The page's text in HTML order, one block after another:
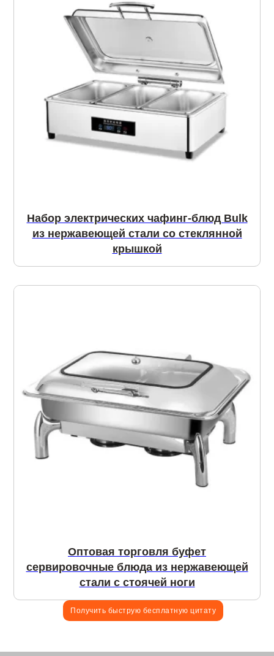
Набор электрических чафинг-блюд Bulk
из нержавеющей стали со стеклянной
крышкой
Оптовая торговля буфет
сервировочные блюда из нержавеющей
стали с стоячей ноги
Получить быструю бесплатную цитату